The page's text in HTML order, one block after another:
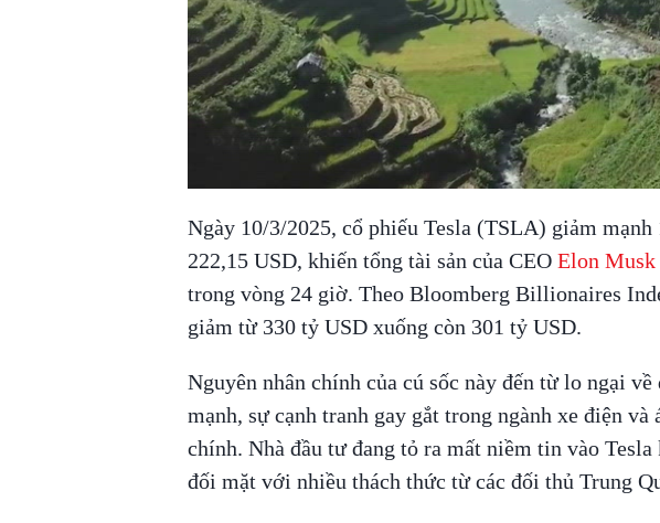
00:56 VIETNAM MOUNTAINS HLS
Ngày 10/3/2025, cổ phiếu Tesla (TSLA) giảm mạnh
222,15 USD, khiến tổng tài sản của CEO Elon Musk
trong vòng 24 giờ. Theo Bloomberg Billionaires
giảm từ 330 tỷ USD xuống còn 301 tỷ USD.
Nguyên nhân chính của cú sốc này đến từ lo ngại về
mạnh, sự cạnh tranh gay gắt trong ngành xe điện
chính. Nhà đầu tư đang tỏ ra mất niềm tin vào Tesla
đối mặt với nhiều thách thức từ các đối thủ Trung